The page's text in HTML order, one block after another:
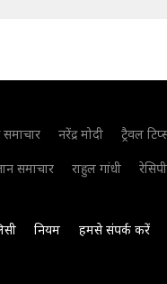
समाचार नरेंद्र मोदी ट्रैवल
समाचार राहुल गांधी रेसिपी
नियम हमसे संपर्क करें